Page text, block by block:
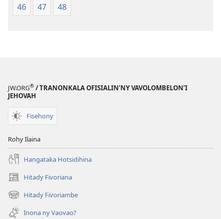
46
47 48
JW.ORG® / TRANONKALA OFISIALIN’NY VAVOLOMBELON’I
JEHOVAH
Fisehony
Rohy Ilaina
Hangataka Hotsidihina
Hitady Fivoriana
(manokatra
rohy) Hitady Fivoriambe
(manokatra
rohy) Inona ny Vaovao?